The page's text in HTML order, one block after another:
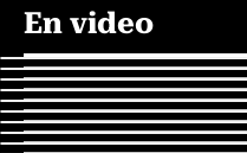
En video